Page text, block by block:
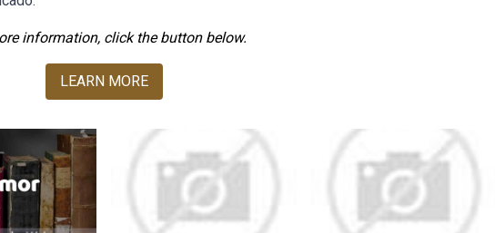
information, click the button below.
LEARN MORE